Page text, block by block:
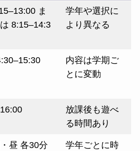
ま
8:15–14:3
学年や選択に
より異なる
内容は学期ご
とに変動
放課後も遊べ
る時間あり
昼 各30分
学年ごとに時